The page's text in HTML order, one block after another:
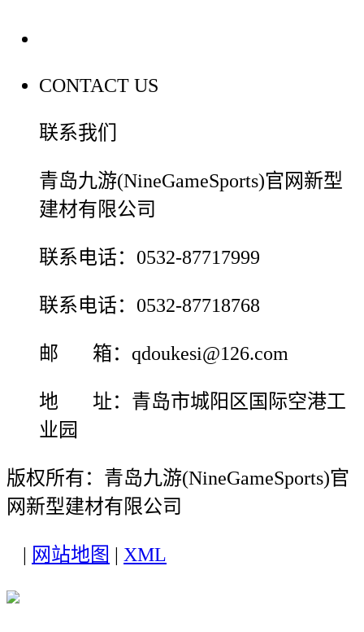
CONTACT US
联系我们
青岛九游(NineGameSports)官网新型
建材有限公司
联系电话：0532-87717999
联系电话：0532-87718768
邮 箱：qdoukesi@126.com
地 址：青岛市城阳区国际空港工
业园
版权所有：青岛九游(NineGameSports)官
网新型建材有限公司
网站地图 XML